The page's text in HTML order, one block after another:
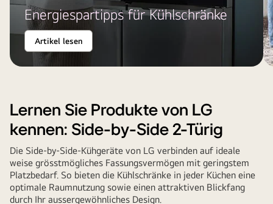
Energiespartipps für Kühlschränke
Artikel lesen
Lernen Sie Produkte von LG
kennen: Side-by-Side 2-Türig
Die Side-by-Side-Kühgeräte von LG verbinden auf ideale
weise grösstmögliches Fassungsvermögen mit geringstem
Platzbedarf. So bieten die Kühlschränke in jeder Küchen eine
optimale Raumnutzung sowie einen attraktiven Blickfang
durch Ihr aussergewöhnliches Design.